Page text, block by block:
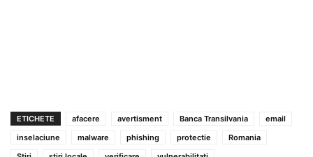
ETICHETE afacere avertisment Banca Transilvania
email
inselaciune
malware phishing protectie
Romania